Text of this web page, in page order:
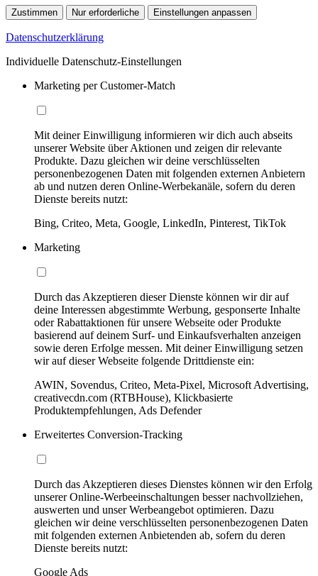
Zustimmen Nur erforderliche Einstellungen anpassen
Datenschutzerklärung
Individuelle Datenschutz-Einstellungen
Marketing per Customer-Match
Mit deiner Einwilligung informieren wir dich auch abseits
unserer Website über Aktionen und zeigen dir relevante
Produkte. Dazu gleichen wir deine verschlüsselten
personenbezogenen Daten mit folgenden externen Anbietern
ab und nutzen deren Online-Werbekanäle, sofern du deren
Dienste bereits nutzt:
Bing, Criteo, Meta, Google, LinkedIn, Pinterest, TikTok
Marketing
Durch das Akzeptieren dieser Dienste können wir dir auf
deine Interessen abgestimmte Werbung, gesponserte Inhalte
oder Rabattaktionen für unsere Webseite oder Produkte
basierend auf deinem Surf- und Einkaufsverhalten anzeigen
sowie deren Erfolge messen. Mit deiner Einwilligung setzen
wir auf dieser Webseite folgende Drittdienste ein:
AWIN, Sovendus, Criteo, Meta-Pixel, Microsoft Advertising,
creativecdn.com (RTBHouse), Klickbasierte
Produktempfehlungen, Ads Defender
Erweitertes Conversion-Tracking
Durch das Akzeptieren dieses Dienstes können wir den Erfolg
unserer Online-Werbeeinschaltungen besser nachvollziehen,
auswerten und unser Werbeangebot optimieren. Dazu
gleichen wir deine verschlüsselten personenbezogenen Daten
mit folgenden externen Anbietenden ab, sofern du deren
Dienste bereits nutzt:
Google Ads